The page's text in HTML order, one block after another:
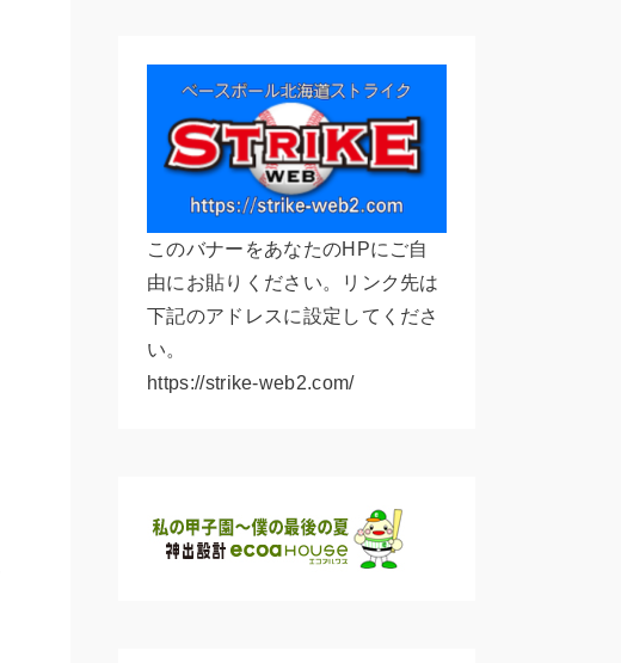
このバナーをあなたのHPにご自
由にお貼りください。リンク先は
下記のアドレスに設定してくださ
い。
https://strike-web2.com/